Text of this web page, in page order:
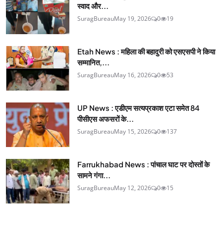
स्वाद और...
SuragBureauMay 19, 2026 0 19
Etah News : महिला की बहादुरी को एसएसपी ने किया
सम्मानित,...
SuragBureauMay 16, 2026 0 53
UP News : एडीएम सत्यप्रकाश एटा समेत 84
पीसीएस अफसरों के...
SuragBureauMay 15, 2026 0 137
Farrukhabad News : पांचाल घाट पर दोस्तों के
सामने गंगा...
SuragBureauMay 12, 2026 0 15